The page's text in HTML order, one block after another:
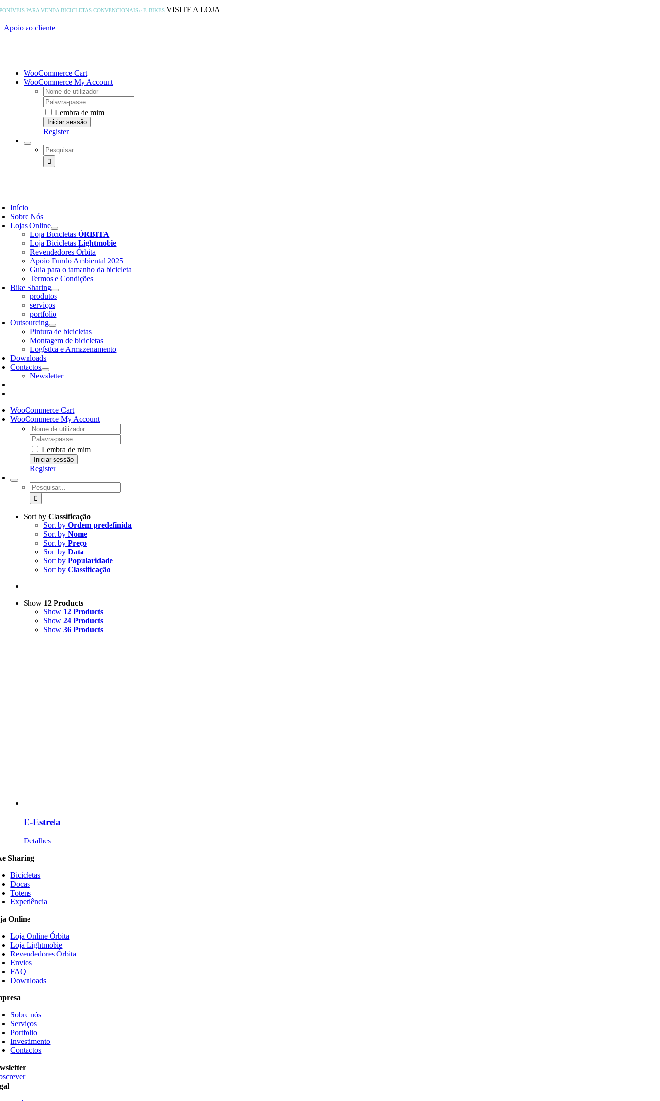
Skip
content
PARA VENDABICICLETAS CONVENCIONAIS e E-BIKES VISITE A LOJA
Apoio ao cliente
WooCommerce Cart
WooCommerce My Account
Username:
Password:
Lembra de mim
Register
Pesquisar
Início
Sobre Nós
Lojas Online
Loja BicicletasÓRBITA
Loja BicicletasLightmobie
Revendedores Órbita
Apoio Fundo Ambiental 2025
Guia para o tamanho da bicicleta
Termos e Condições
Bike Sharing
produtos
serviços
portfolio
Outsourcing
Pintura de bicicletas
Montagem de bicicletas
Logística e Armazenamento
Downloads
Contactos
Newsletter
WooCommerce Cart
WooCommerce My Account
Username:
Password:
Lembra de mim
Register
Pesquisar
Sort by Classificação
Sort by Ordem predefinida
Sort by Nome
Sort by Preço
Sort by Data
Sort by Popularidade
Sort by Classificação
Show 12 Products
Show 12 Products
Show 24 Products
Show 36 Products
E-Estrela
Detalhes
Sharing
Bicicletas
Docas
Totens
Experiência
Online
Loja Online Órbita
Loja Lightmobie
Revendedores Órbita
Envios
FAQ
Downloads
Sobre nós
Serviços
Portfolio
Investimento
Contactos